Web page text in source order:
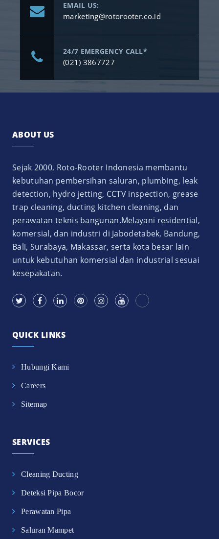
EMAIL US:
marketing@rotorooter.co.id
24/7 EMERGENCY CALL*
(021) 3867727
ABOUT US
Sejak 2000, Roto-Rooter Indonesia membantu
kebutuhan pembersihan saluran, plumbing, leak
detection, hydro jetting, CCTV inspection, grease
trap cleaning, ducting kitchen cleaning, dan
perawatan teknis bangunan.Melayani residential,
komersial, dan industri di Jabodetabek, Bandung,
Bali, Surabaya, Makassar, serta kota besar lain
untuk kebutuhan komersial dan industrial sesuai
kesepakatan.
QUICK LINKS
Hubungi Kami
Careers
Sitemap
SERVICES
Cleaning Ducting
Deteksi Pipa Bocor
Perawatan Pipa
Saluran Mampet